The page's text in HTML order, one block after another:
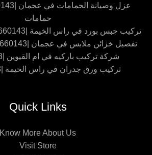
حمامات
تركيب جبس بورد في راس الخيمة |0569660143| اسقف جبس
تفصيل خزائن ملابس في عجمان |0569660143| تفصيل اثاث
شركة تركيب باركيه في ام القيوين |0569660143
تركيب ورق جدران في راس الخيمة |0569660143
Quick Links
Know More About Us
Visit Store